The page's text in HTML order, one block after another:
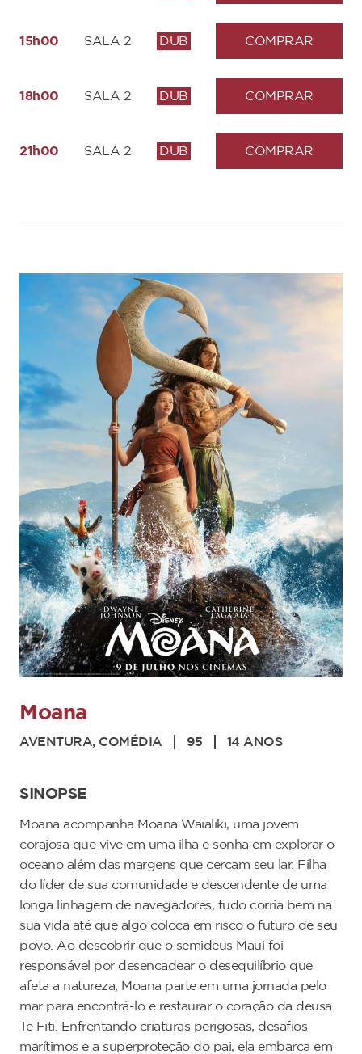
15h00 SALA 2 DUB COMPRAR
18h00 SALA 2 DUB COMPRAR
21h00 SALA 2 DUB COMPRAR
Moana
AVENTURA, COMÉDIA 95 14 ANOS
SINOPSE
Moana acompanha Moana Waialiki, uma jovem
corajosa que vive em uma ilha e sonha em explorar o
oceano além das margens que cercam seu lar. Filha
do líder de sua comunidade e descendente de uma
longa linhagem de navegadores, tudo corria bem na
sua vida até que algo coloca em risco o futuro de seu
povo. Ao descobrir que o semideus Maui foi
responsável por desencadear o desequilíbrio que
afeta a natureza, Moana parte em uma jornada pelo
mar para encontrá-lo e restaurar o coração da deusa
Te Fiti. Enfrentando criaturas perigosas, desafios
marítimos e a superproteção do pai, ela embarca em